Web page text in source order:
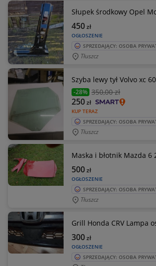
Słupek środkowy Opel
OGŁOSZENIE
450zł
SPRZEDAJĄCY: OSOBA
Tłuszcz
Szyba lewy tył Volvo xc
-28% 350,00 zł
KUP TERAZ
250zł
SPRZEDAJĄCY: OSOBA
Tłuszcz
Maska i błotnik Mazda 6
OGŁOSZENIE
500zł
SPRZEDAJĄCY: OSOBA
Tłuszcz
Grill Honda CRV Lampa
OGŁOSZENIE
300zł
SPRZEDAJĄCY: OSOBA